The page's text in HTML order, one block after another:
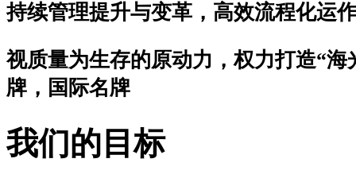
持续管理提升与变革，高效流程化运
视质量为生存的原动力，权力打造“
牌，国际名牌
我们的目标